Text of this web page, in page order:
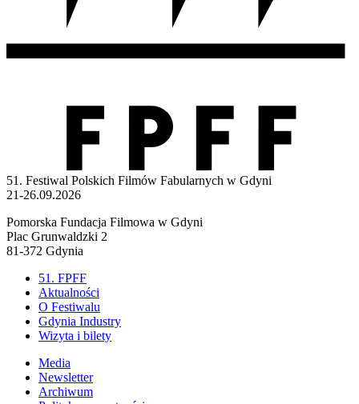
51. Festiwal Polskich Filmów Fabularnych w Gdyni
21-26.09.2026
Pomorska Fundacja Filmowa w Gdyni
Plac Grunwaldzki 2
81-372 Gdynia
51. FPFF
Aktualności
O Festiwalu
Gdynia Industry
Wizyta i bilety
Media
Newsletter
Archiwum